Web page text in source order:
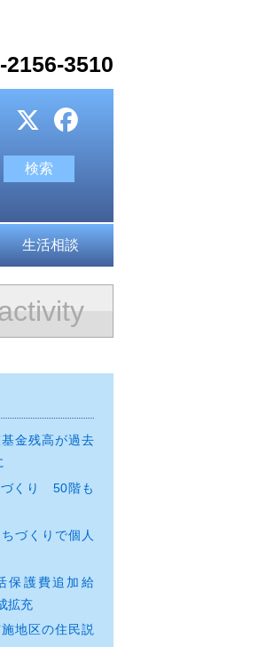
2156-3510
生活相談
金残高が過去
づくり 50階も
づくりで個人
保護費追加給
拡充
地区の住民説